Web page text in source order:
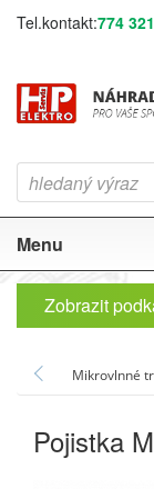
Tel.kontakt:774
Menu
Zobrazit
Mikrovlnné
Pojistka